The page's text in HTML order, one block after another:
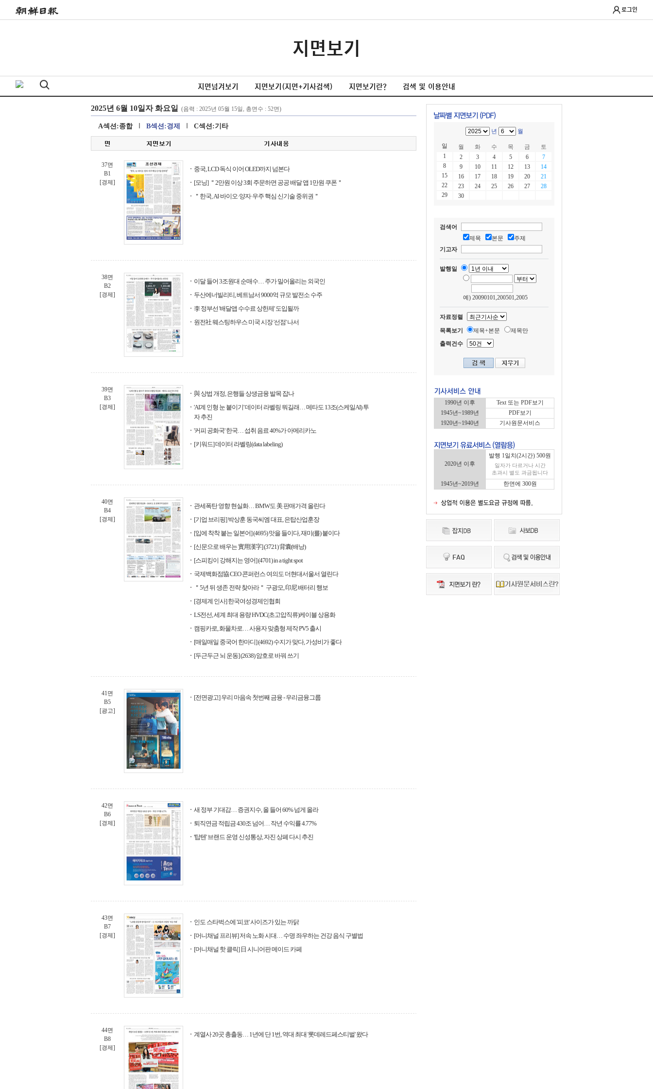
로그인
지면보기
지면넘겨보기 지면보기(지면+기사검색) 지면보기란? 검색 및 이용안내
A섹션:종합 B섹션:경제 C섹션:기타
37면
B1
[경제]
중국, LCD 독식 이어 OLED까지 넘본다
[모닝] ＂2만원 이상 3회 주문하면 공공 배달 앱 1만원 쿠폰＂
＂한국, AI·바이오·양자·우주 핵심 신기술 중위권＂
38면
B2
[경제]
이달 들어 3조원대 순매수… 주가 밀어올리는 외국인
두산에너빌리티, 베트남서 9000억 규모 발전소 수주
李 정부선 '배달앱 수수료 상한제' 도입될까
원전社 웨스팅하우스 미국 시장 '선점' 나서
39면
B3
[경제]
與 상법 개정, 은행들 상생금융 발목 잡나
'AI계 인형 눈 붙이기' 데이터 라벨링 뭐길래… 메타도 13조(스케일AI) 투
자 추진
'커피 공화국' 한국… 섭취 음료 40%가 아메리카노
[키워드] 데이터 라벨링(data labeling)
40면
B4
[경제]
관세폭탄 영향 현실화… BMW도 美 판매가격 올린다
[기업 브리핑] 박상훈 동국씨엠 대표, 은탑산업훈장
[입에 착착 붙는 일본어] (4695) 맛을 들이다, 재미(를) 붙이다
[신문으로 배우는 實用漢字] (3721) 背囊(배낭)
[스피킹이 강해지는 영어] (4701) in a tight spot
국제백화점協 CEO 콘퍼런스 여의도 더현대서울서 열린다
＂5년 뒤 생존 전략 찾아라＂ 구광모, 印尼 배터리 행보
[경제계 인사] 한국여성경제인협회
LS전선, 세계 최대 용량 HVDC(초고압직류)케이블 상용화
캠핑카로, 화물차로… 사용자 맞춤형 제작 PV5 출시
[매일매일 중국어 한마디] (4692) 수지가 맞다, 가성비가 좋다
[두근두근 뇌 운동] (2638) 암호로 바꿔 쓰기
41면
B5
[광고]
[전면광고] 우리 마음속 첫번째 금융 - 우리금융그룹
42면
B6
[경제]
새 정부 기대감… 증권지수, 올 들어 60% 넘게 올라
퇴직연금 적립금 430조 넘어… 작년 수익률 4.77%
'탑텐' 브랜드 운영 신성통상, 자진 상폐 다시 추진
43면
B7
[경제]
인도 스타벅스에 '피코' 사이즈가 있는 까닭
[머니채널 프리뷰] 저속 노화 시대… 수명 좌우하는 건강 음식 구별법
[머니채널 핫 클릭] 日 시니어판 메이드 카페
44면
B8
[경제]
계열사 20곳 총출동… 1년에 단 1번, 역대 최대 '롯데레드페스티벌' 왔다